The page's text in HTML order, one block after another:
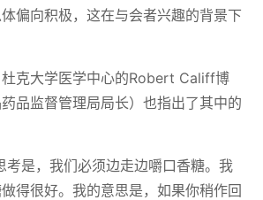
偏向积极，这在与会者兴趣的背景下
克大学医学中心的Robert Califf博
品监督管理局局长）也指出了其中的
考是，我们必须边走边嚼口香糖。我
得很好。我的意思是，如果你稍作回